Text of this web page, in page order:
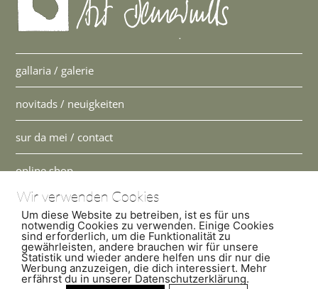
gallaria / galerie
novitads / neuigkeiten
sur da mei / contact
online shop
warenkorb
Atelier
Casti Löwenberg
Via Casti 52
Wir verwenden Cookies
Um diese Website zu betreiben, ist es für uns
notwendig Cookies zu verwenden. Einige Cookies
sind erforderlich, um die Funktionalität zu
gewährleisten, andere brauchen wir für unsere
Statistik und wieder andere helfen uns dir nur die
Werbung anzuzeigen, die dich interessiert. Mehr
erfährst du in unserer Datenschutzerklärung.